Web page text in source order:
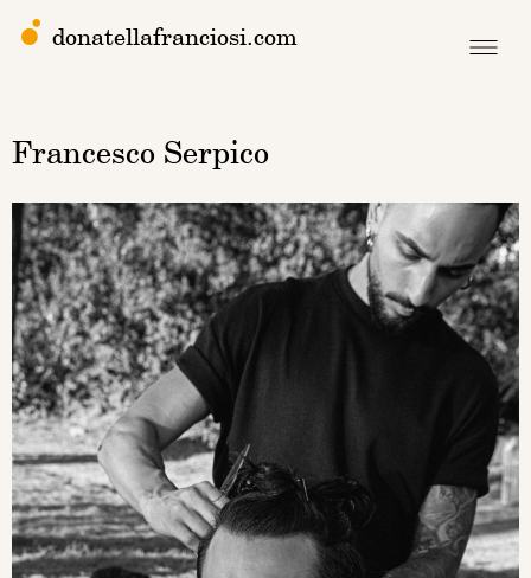
donatellafranciosi.com
Francesco Serpico